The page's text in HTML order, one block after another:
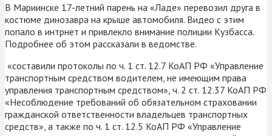
В Мариинске 17-летний парень на «Ладе» перевозил друга в
костюме динозавра на крыше автомобиля. Видео с этим
попало в интрнет и привлекло внимание полиции Кузбасса.
Подробнее об этом рассказали в ведомстве.
«составили протоколы по ч. 1 ст. 12.7 КоАП РФ «Управление
транспортным средством водителем, не имеющим права
управления транспортным средством», ч. 2 ст. 12.37 КоАП РФ
«Несоблюдение требований об обязательном страховании
гражданской ответственности владельцев транспортных
средств», а также по ч. 1 ст. 12.5 КоАП РФ «Управление